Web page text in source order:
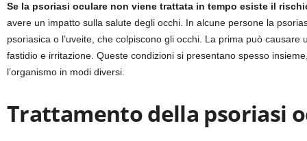
Se la psoriasi oculare non viene trattata in tempo esiste il
avere un impatto sulla salute degli occhi. In alcune persone la
psoriasica o l’uveite, che colpiscono gli occhi. La prima può
fastidio e irritazione. Queste condizioni si presentano spesso
l’organismo in modi diversi.
Trattamento della psoriasi